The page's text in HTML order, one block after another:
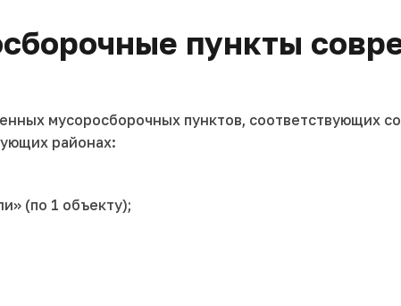
пункты
мусоросборочных пунктов, соответствующих
районах:
(по 1 объекту);